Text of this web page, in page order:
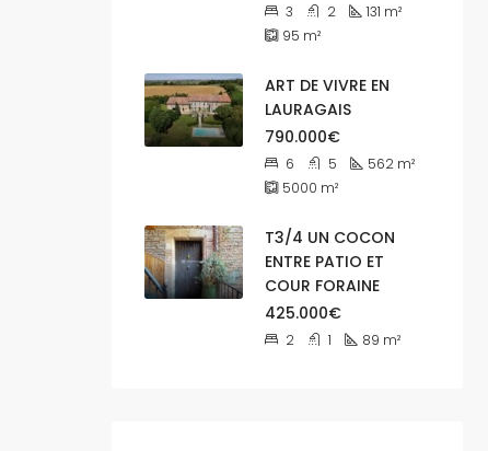
3 2 131 m²
95 m²
ART DE VIVRE EN
LAURAGAIS
790.000€
6 5 562 m²
5000 m²
T3/4 UN COCON
ENTRE PATIO ET
COUR FORAINE
425.000€
2 1 89 m²